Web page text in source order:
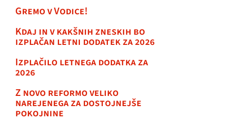
Gremo v Vodice!
Kdaj in v kakšnih zneskih bo
izplačan letni dodatek za 2026
Izplačilo letnega dodatka za
2026
Z novo reformo veliko
narejenega za dostojnejše
pokojnine